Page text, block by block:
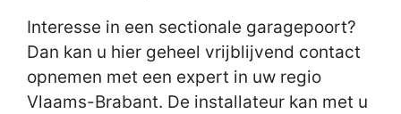
Interesse in een sectionale garagepoort?
Dan kan u hier geheel vrijblijvend contact
opnemen met een expert in uw regio
Vlaams-Brabant. De installateur kan met u